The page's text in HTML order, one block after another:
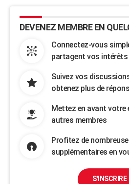
DEVENEZ MEMBRE EN
Connectez-vous
partagent vos intérêts
Suivez vos
obtenez plus de
Mettez en avant votre
autres membres
Profitez de
supplémentaires en
S'INSCRIRE